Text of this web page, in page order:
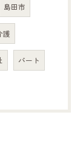
島田市
護
パート